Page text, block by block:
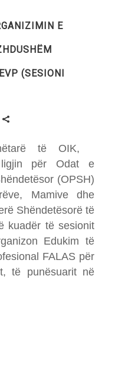
E
(SESIONI
të OIK,
ligjin për Odat e
(OPSH)
Mamive dhe
Shëndetësorë të
kuadër të sesionit
Edukim të
FALAS për
të punësuarit në